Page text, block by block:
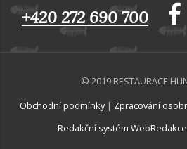
+420 272 690 700
© 2019 RESTAURACE
Obchodní podmínky | Zpracování
Redakční systém